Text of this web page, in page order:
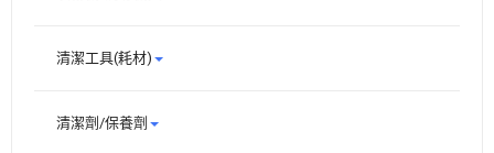
清潔工具(耗材)
清潔劑/保養劑